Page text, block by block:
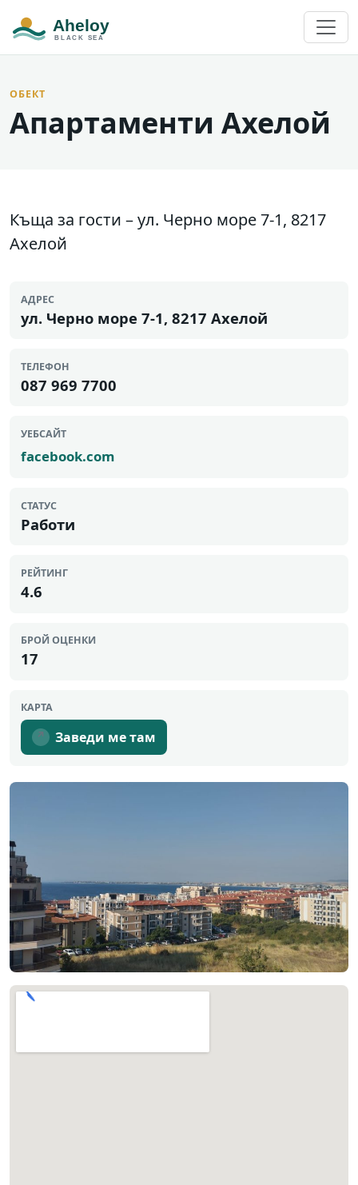
ОБЕКТ
Апартаменти Ахелой
Къща за гости – ул. Черно море 7-1, 8217
Ахелой
АДРЕС
ул. Черно море 7-1, 8217 Ахелой
ТЕЛЕФОН
087 969 7700
УЕБСАЙТ
facebook.com
СТАТУС
Работи
РЕЙТИНГ
4.6
БРОЙ ОЦЕНКИ
17
КАРТА
↗ Заведи ме там